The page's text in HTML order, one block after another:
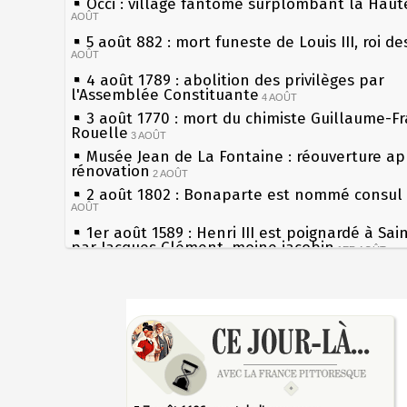
Occi : village fantôme surplombant la
AOÛT
5 août 882 : mort funeste de Louis III, roi
AOÛT
4 août 1789 : abolition des privilèges par
l'Assemblée Constituante 4 AOÛT
3 août 1770 : mort du chimiste Guillaume-
Rouelle 3 AOÛT
Musée Jean de La Fontaine : réouverture
rénovation 2 AOÛT
2 août 1802 : Bonaparte est nommé consul
AOÛT
1er août 1589 : Henri III est poignardé à
par Jacques Clément, moine jacobin 1ER AOÛT
Chocolat Poulain 30 JUILLET
29 juillet 1881 : loi sur la liberté de la
28 juillet 1794 : supplice de Robespierre et
partie de ses complices 28 JUILLET
les siècles
27 mai 1610 : supplice de François
du roi Henri IV
Pierre qui roule n'amasse pas mousse
Qui aime bien châtie bien